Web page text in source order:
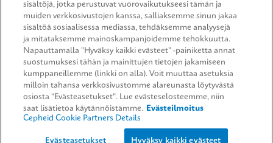
LEGAL
AGREEMENTS
sisältöjä, jotka perustuvat vuorovaikutukseesi tämän ja
muiden verkkosivustojen kanssa, salliaksemme sinun jakaa
sisältöä sosiaalisessa mediassa, tehdäksemme analyysejä
ja mitataksemme mainoskampanjoidemme tehokkuutta.
Napauttamalla "Hyväksy kaikki evästeet" -painiketta annat
suostumuksesi tähän ja mainittujen tietojen jakamiseen
kumppaneillemme (linkki on alla). Voit muuttaa asetuksia
milloin tahansa verkkosivustomme alareunasta löytyvästä
osiosta "Evästeasetukset". Lue evästeselosteemme, niin
saat lisätietoa käytännöistämme.
Evästeilmoitus
Cepheid Cookie Partners Details
Evästeasetukset Hyväksy kaikki evästeet